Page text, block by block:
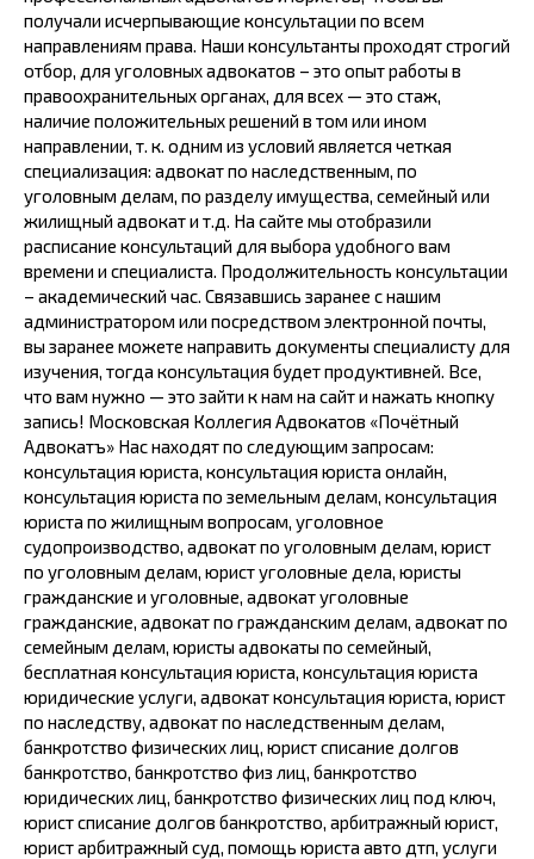
получали исчерпывающие консультации по всем
направлениям права. Наши консультанты проходят строгий
отбор, для уголовных адвокатов – это опыт работы в
правоохранительных органах, для всех — это стаж,
наличие положительных решений в том или ином
направлении, т. к. одним из условий является четкая
специализация: адвокат по наследственным, по
уголовным делам, по разделу имущества, семейный или
жилищный адвокат и т.д. На сайте мы отобразили
расписание консультаций для выбора удобного вам
времени и специалиста. Продолжительность консультации
– академический час. Связавшись заранее с нашим
администратором или посредством электронной почты,
вы заранее можете направить документы специалисту для
изучения, тогда консультация будет продуктивней. Все,
что вам нужно — это зайти к нам на сайт и нажать кнопку
запись! Московская Коллегия Адвокатов «Почётный
Адвокатъ» Нас находят по следующим запросам:
консультация юриста, консультация юриста онлайн,
консультация юриста по земельным делам, консультация
юриста по жилищным вопросам, уголовное
судопроизводство, адвокат по уголовным делам, юрист
по уголовным делам, юрист уголовные дела, юристы
гражданские и уголовные, адвокат уголовные
гражданские, адвокат по гражданским делам, адвокат по
семейным делам, юристы адвокаты по семейный,
бесплатная консультация юриста, консультация юриста
юридические услуги, адвокат консультация юриста, юрист
по наследству, адвокат по наследственным делам,
банкротство физических лиц, юрист списание долгов
банкротство, банкротство физ лиц, банкротство
юридических лиц, банкротство физических лиц под ключ,
юрист списание долгов банкротство, арбитражный юрист,
юрист арбитражный суд, помощь юриста авто дтп, услуги